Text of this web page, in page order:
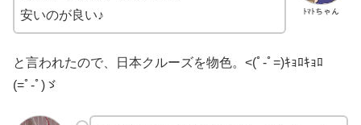
ﾄﾏﾄちゃん
安いのが良い♪
と言われたので、日本クルーズを物色。<(ﾟ-ﾟ=)ｷｮﾛｷｮﾛ
(=ﾟ-ﾟ)ゞ